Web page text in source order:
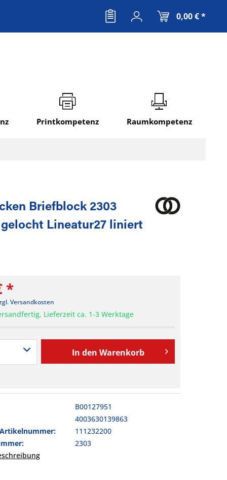
0,00 € *
Printkompetenz Raumkompetenz
Briefblock 2303
Lineatur27 liniert
*
Versandkosten
Lieferzeit ca. 1-3 Werktage
In den Warenkorb
B00127951
4003630139863
111232200
2303